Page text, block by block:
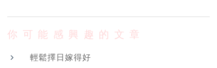
你可能感興趣的文章
輕鬆擇日嫁得好